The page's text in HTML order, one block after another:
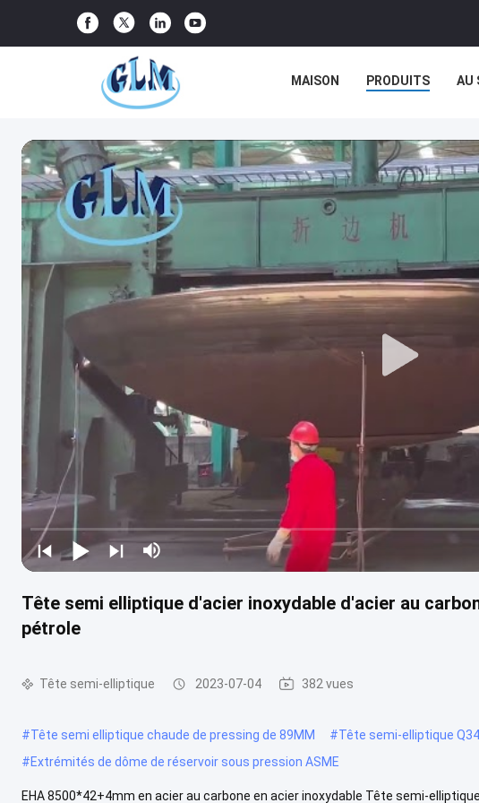
MAISON PRODUITS AU
Tête semi elliptique d'acier inoxydable d'acier au
pétrole
Tête semi-elliptique 2023-07-04 382 vues
#Tête semi elliptique chaude de pressing de 89MM #Tête semi-elliptique
#Extrémités de dôme de réservoir sous pression ASME
EHA 8500*42+4mm en acier au carbone en acier inoxydable Tête semi-